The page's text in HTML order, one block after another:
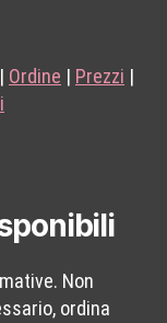
| Ordine | Prezzi |
Non
ordina